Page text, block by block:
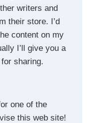
writers and
their store. I’d
content on my
I’ll give you a
sharing.
one of the
this web site!